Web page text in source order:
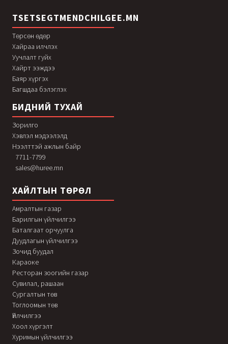
TSETSEGTMENDCHILGEE.MN
Төрсөн өдөр
Хайраа илчлэх
Уучлалт гуйх
Хайрт ээждээ
Баяр хүргэх
Багшдаа бэлэглэх
БИДНИЙ ТУХАЙ
Зорилго
Хэвлэл мэдээлэлд
Нээлттэй ажлын байр
7711-7799
sales@huree.mn
ХАЙЛТЫН ТӨРӨЛ
Амралтын газар
Барилгын үйлчилгээ
Баталгаат орчуулга
Дуудлагын үйлчилгээ
Зочид буудал
Караоке
Ресторан зоогийн газар
Сувилал, рашаан
Сургалтын төв
Тоглоомын төв
Үйлчилгээ
Хоол хүргэлт
Хуримын үйлчилгээ